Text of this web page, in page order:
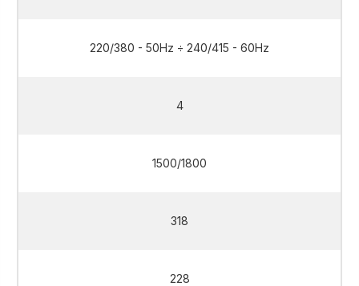
220/380 - 50Hz ÷ 240/415 - 60Hz
4
1500/1800
318
228